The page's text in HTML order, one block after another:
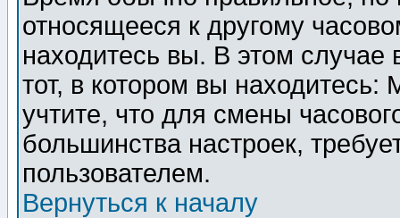
относящееся к другому
находитесь вы. В этом
тот, в котором вы
учтите, что для смены
большинства настроек,
пользователем.
Вернуться к началу